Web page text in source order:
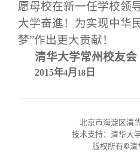
制度法规
联系我们
愿母校在新一任学校领
大学奋進！为实现中华
梦”作出更大贡献！
清华大学常州校友会
2015年4月 18 日
北京市海淀区清
技术支持：清华大
版权所有©清